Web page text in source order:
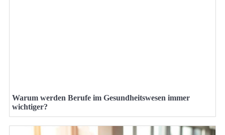
Warum werden Berufe im Gesundheitswesen immer
wichtiger?